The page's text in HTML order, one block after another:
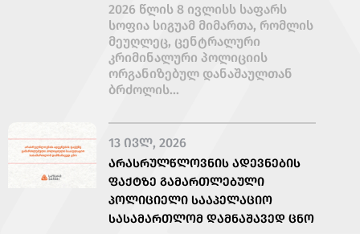
2026 წლის 8 ივლისს საფარს
სოფია სიგუამ მიმართა, რომლის
მეუღლეც, ცენტრალური
კრიმინალური პოლიციის
ორგანიზებულ დანაშაულთან
ბრძოლის...
13 ᲘᲕᲚ, 2026
ᲐᲠᲐᲡᲠᲣᲚᲬᲚᲝᲕᲜᲘᲡ ᲐᲓᲔᲕᲜᲔᲑᲘᲡ
ᲤᲐᲥᲢᲖᲔ ᲒᲐᲛᲐᲠᲗᲚᲔᲑᲣᲚᲘ
ᲞᲝᲚᲘᲪᲘᲔᲚᲘ ᲡᲐᲐᲞᲔᲚᲐᲪᲘᲝ
ᲡᲐᲡᲐᲛᲐᲠᲗᲚᲝᲛ ᲓᲐᲛᲜᲐᲨᲐᲕᲔᲓ ᲪᲜᲝ